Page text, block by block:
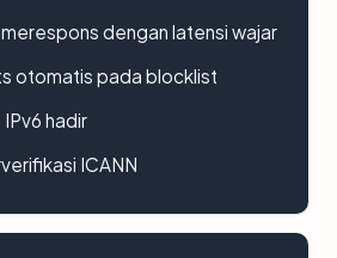
dengan latensi wajar
otomatis pada blocklist
hadir
ICANN